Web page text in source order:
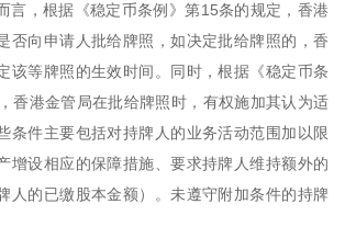
言，根据《稳定币条例》第15条的规定，香港
否向申请人批给牌照，如决定批给牌照的，香
该等牌照的生效时间。同时，根据《稳定币条
香港金管局在批给牌照时，有权施加其认为适
条件主要包括对持牌人的业务活动范围加以限
增设相应的保障措施、要求持牌人维持额外的
人的已缴股本金额）。未遵守附加条件的持牌